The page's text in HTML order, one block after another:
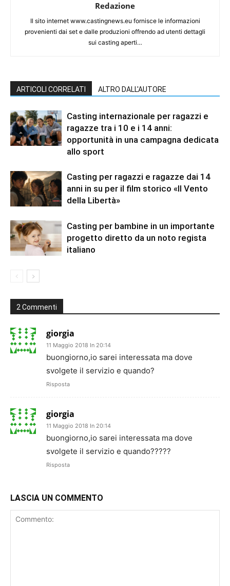
Redazione
Il sito internet www.castingnews.eu fornisce le informazioni
provenienti dai set e dalle produzioni offrendo ad utenti dettagli
sui casting aperti…
ARTICOLI CORRELATI ALTRO DALL'AUTORE
Casting internazionale per ragazzi e
ragazze tra i 10 e i 14 anni:
opportunità in una campagna dedicata
allo sport
Casting per ragazzi e ragazze dai 14
anni in su per il film storico «Il Vento
della Libertà»
Casting per bambine in un importante
progetto diretto da un noto regista
italiano
2 Commenti
giorgia
11 Maggio 2018 In 20:14
buongiorno,io sarei interessata ma dove
svolgete il servizio e quando?
Risposta
giorgia
11 Maggio 2018 In 20:14
buongiorno,io sarei interessata ma dove
svolgete il servizio e quando?????
Risposta
LASCIA UN COMMENTO